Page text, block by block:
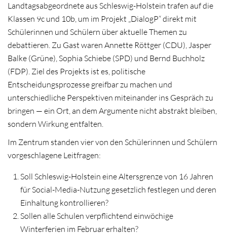
Landtagsabgeordnete aus Schleswig-Holstein trafen auf die
Klassen 9c und 10b, um im Projekt „DialogP“ direkt mit
Schülerinnen und Schülern über aktuelle Themen zu
debattieren. Zu Gast waren Annette Röttger (CDU), Jasper
Balke (Grüne), Sophia Schiebe (SPD) und Bernd Buchholz
(FDP). Ziel des Projekts ist es, politische
Entscheidungsprozesse greifbar zu machen und
unterschiedliche Perspektiven miteinander ins Gespräch zu
bringen — ein Ort, an dem Argumente nicht abstrakt bleiben,
sondern Wirkung entfalten.
Im Zentrum standen vier von den Schülerinnen und Schülern
vorgeschlagene Leitfragen:
Soll Schleswig-Holstein eine Altersgrenze von 16 Jahren
für Social-Media-Nutzung gesetzlich festlegen und deren
Einhaltung kontrollieren?
Sollen alle Schulen verpflichtend einwöchige
Winterferien im Februar erhalten?